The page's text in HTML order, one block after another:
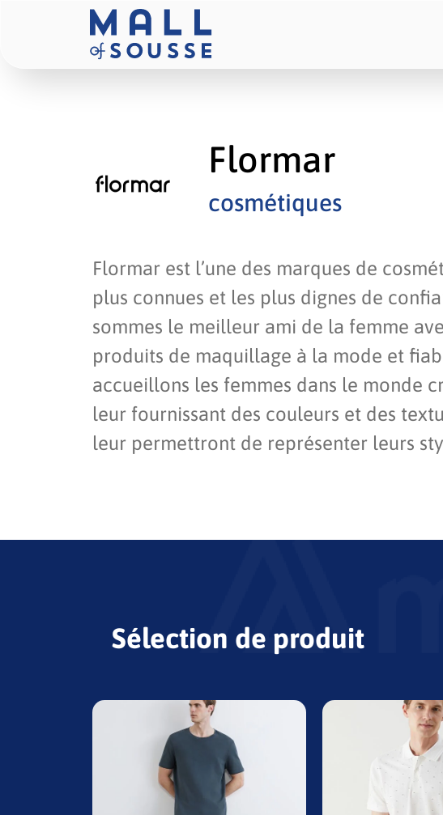
Flormar
cosmétiques
Flormar est l’une des marques de
plus connues et les plus dignes de
sommes le meilleur ami de la femme
produits de maquillage à la mode et
accueillons les femmes dans le monde
leur fournissant des couleurs et des
leur permettront de représenter leurs
Sélection de produit